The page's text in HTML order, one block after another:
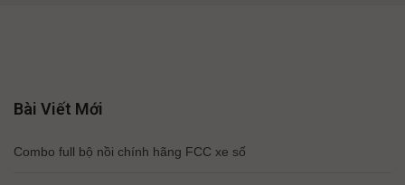
Bài Viết Mới
Combo full bộ nồi chính hãng FCC xe số